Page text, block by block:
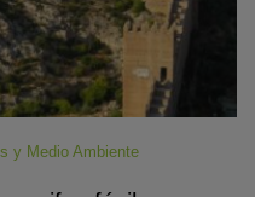
y Medio Ambiente